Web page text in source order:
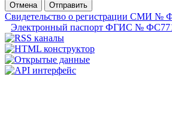
Отмена
Отправить
Свидетельство о регистрации СМИ №
Электронный паспорт ФГИС №